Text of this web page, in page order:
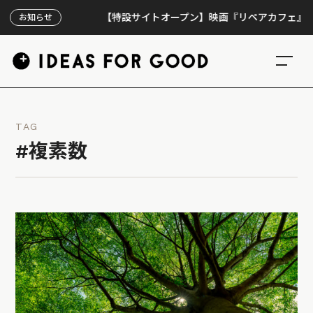
お知らせ 【特設サイトオープン】映画『リペアカフェ』、上
TAG
#複素数